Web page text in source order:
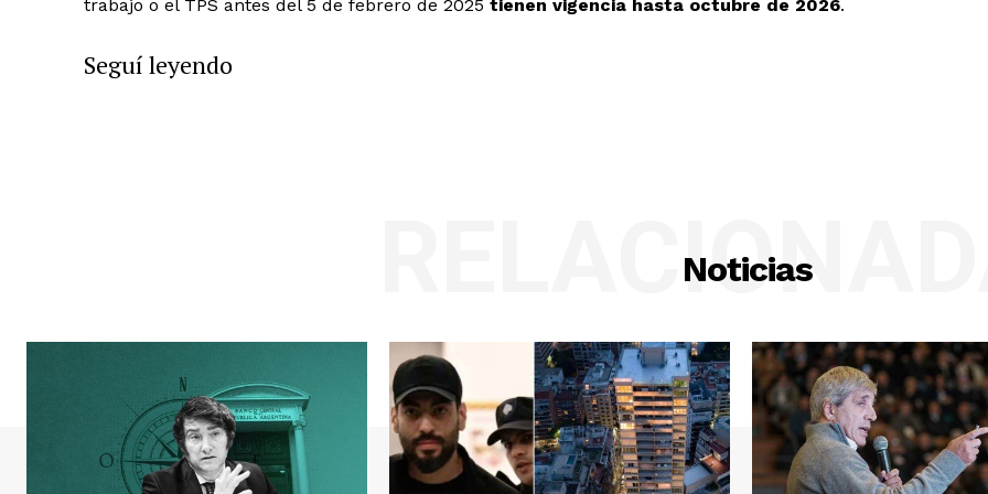
trabajo o el TPS antes del 5 de febrero de 2025 tienen vigencia hasta octubre de 2026.
Seguí leyendo
Noticias